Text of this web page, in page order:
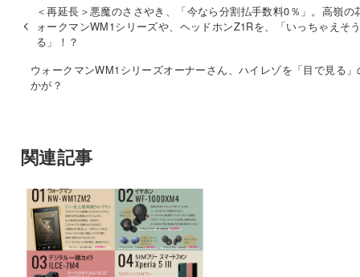
＜再延長＞悪魔のささやき、「今なら分割払手数料0％」。高嶺の
ォークマンWM1シリーズや、ヘッドホンZ1Rを、「いっちゃえそ
る」！？
ウォークマンWM1シリーズオーナーさん、ハイレゾを「目で見る
かが？
関連記事